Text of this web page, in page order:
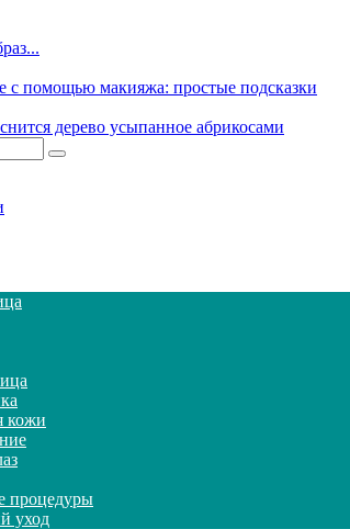
с помощью макияжа: простые подсказки
дерево усыпанное абрикосами
кожи
процедуры
уход